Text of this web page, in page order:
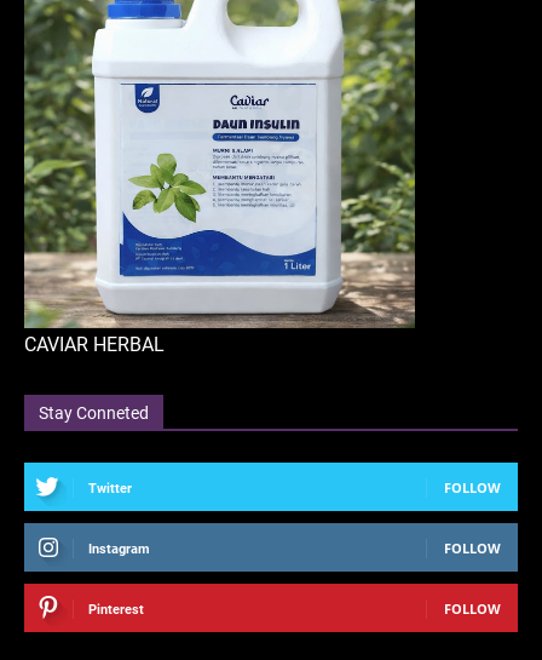
CAVIAR HERBAL
Stay Conneted
Twitter FOLLOW
Instagram FOLLOW
Pinterest FOLLOW